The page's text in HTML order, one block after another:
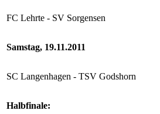
FC Lehrte - SV Sorgensen
Samstag, 19.11.2011
SC Langenhagen - TSV Godshorn
Halbfinale: